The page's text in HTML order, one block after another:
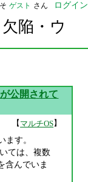
ゲスト さん ログイン
陥・ウ
公開されて
【マルチOS】
ます。
ては、複数
含んでいま